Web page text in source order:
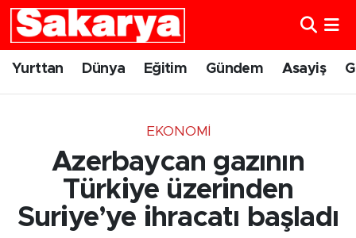
Yurttan Dünya Eğitim Gündem Asayiş
EKONOMI
Azerbaycan gazının
Türkiye üzerinden
Suriye’ye ihracatı başladı
Yurttan
Gündem
Eskişehirspor
Eskişehir Nöbetçi Eczaneler
Eskişehir Trafik Yoğunluk Haritası
Süper Lig Puan Durumu ve Fikstür